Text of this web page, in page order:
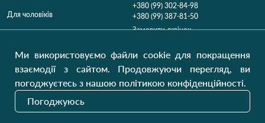
Для чоловіків
Домашній текстиль
+380 (99) 302-84-98
+380 (99) 387-81-50
Замовити дзвінок
9:00 - 13:00
НД
Вихідний
Україна, Луцьк, 43000
Відкрити на карті
Ми використовуємо файли cookie для покращення
взаємодії з сайтом. Продовжуючи перегляд, ви
погоджуєтесь з нашою політикою конфіденційності.
Погоджуюсь